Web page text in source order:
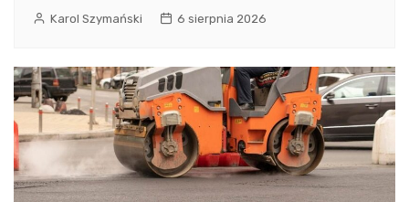
Karol Szymański 6 sierpnia 2026